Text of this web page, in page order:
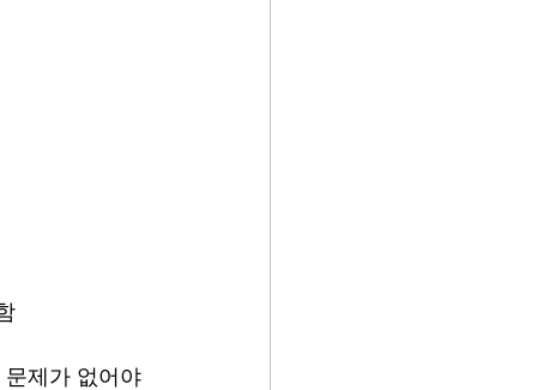
제가 없어야